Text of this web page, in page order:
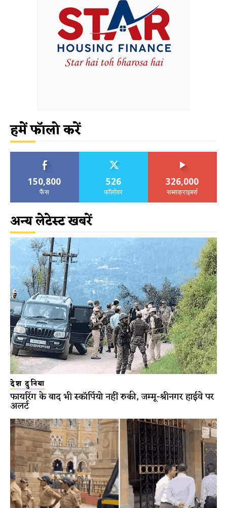
हमें फॉलो करें
150,800
फैंस
526
फॉलोवर
326,000
सब्सक्राइबर्स
अन्य लेटेस्ट खबरें
देश दुनिया
फायरिंग के बाद भी स्कॉर्पियो नहीं रुकी, जम्मू-श्रीनगर हाईवे पर
अलर्ट